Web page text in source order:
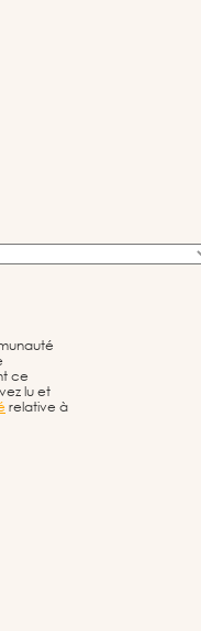
ce
lu et
relative à